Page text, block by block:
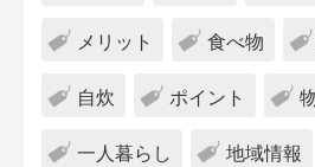
メリット 食べ物
自炊 ポイント
一人暮らし 地域情報